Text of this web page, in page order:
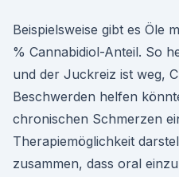
Beispielsweise gibt es Öle
% Cannabidiol-Anteil. So
und der Juckreiz ist weg,
Beschwerden helfen
chronischen Schmerzen
Therapiemöglichkeit
zusammen, dass oral